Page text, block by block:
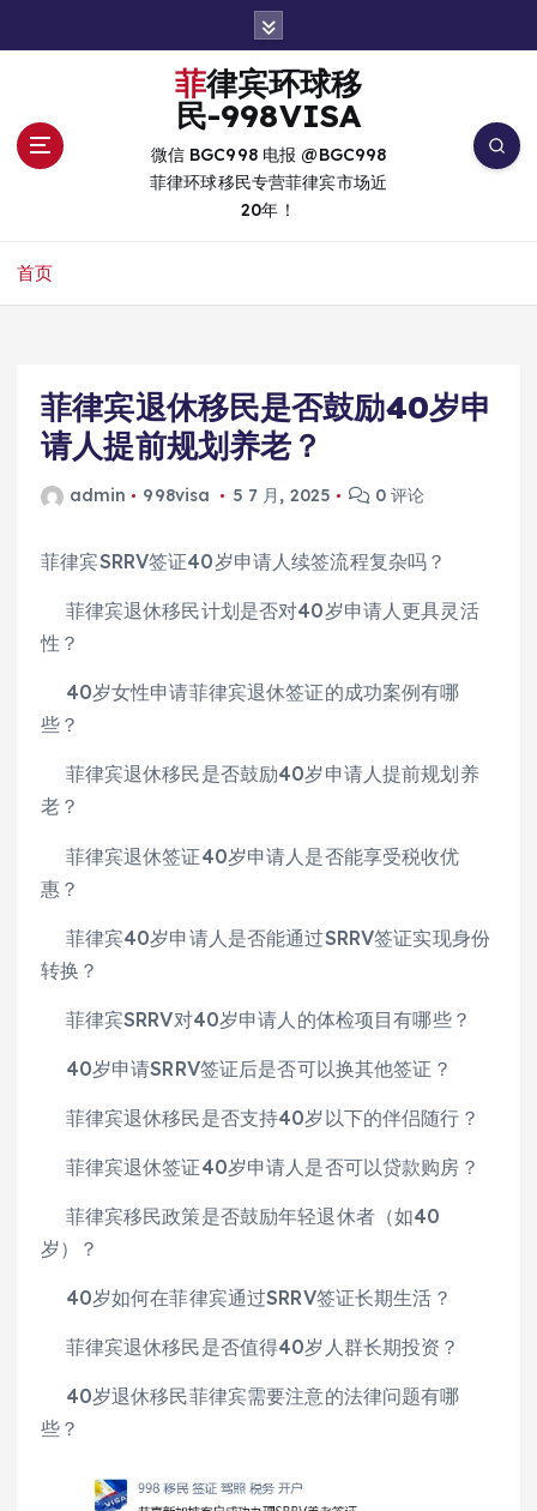
菲律宾环球移
民-998VISA
微信 BGC998 电报 @BGC998
菲律环球移民专营菲律宾市场近
20年！
首页
菲律宾退休移民是否鼓励40岁申
请人提前规划养老？
admin 998visa 5 7 月, 2025 0 评论
菲律宾SRRV签证40岁申请人续签流程复杂吗？
菲律宾退休移民计划是否对40岁申请人更具灵活
性？
40岁女性申请菲律宾退休签证的成功案例有哪
些？
菲律宾退休移民是否鼓励40岁申请人提前规划养
老？
菲律宾退休签证40岁申请人是否能享受税收优
惠？
菲律宾40岁申请人是否能通过SRRV签证实现身份
转换？
菲律宾SRRV对40岁申请人的体检项目有哪些？
40岁申请SRRV签证后是否可以换其他签证？
菲律宾退休移民是否支持40岁以下的伴侣随行？
菲律宾退休签证40岁申请人是否可以贷款购房？
菲律宾移民政策是否鼓励年轻退休者（如40
岁）？
40岁如何在菲律宾通过SRRV签证长期生活？
菲律宾退休移民是否值得40岁人群长期投资？
40岁退休移民菲律宾需要注意的法律问题有哪
些？